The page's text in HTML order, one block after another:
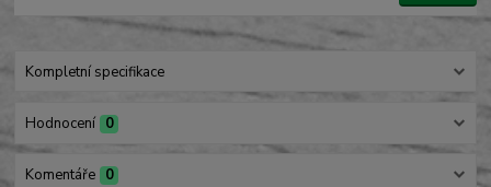
Kompletní specifikace
Hodnocení 0
Komentáře 0